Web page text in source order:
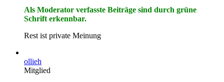
Als Moderator verfasste Beiträge sind durch grüne
Schrift erkennbar.
Rest ist private Meinung
ollieh
Mitglied